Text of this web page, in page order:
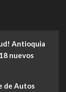
Antioquia
nuevos
de Autos